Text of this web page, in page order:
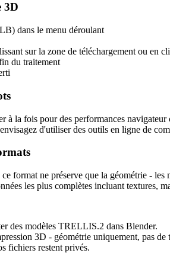
3D
dans le menu déroulant
sur la zone de téléchargement ou en
du traitement
la fois pour des performances
d'utiliser des outils en ligne de
format ne préserve que la géométrie -
les plus complètes incluant textures,
des modèles TRELLIS.2 dans Blender.
3D - géométrie uniquement, pas de
fichiers restent privés.